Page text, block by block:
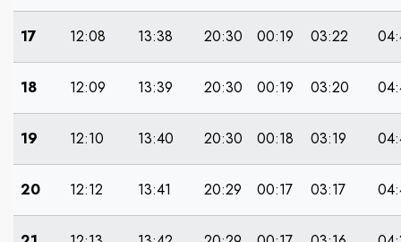
17 12:08 13:38 20:30 00:19 03:22
18 12:09 13:39 20:30 00:19 03:20
19 12:10 13:40 20:30 00:18 03:19
20 12:12 13:41 20:29 00:17 03:17